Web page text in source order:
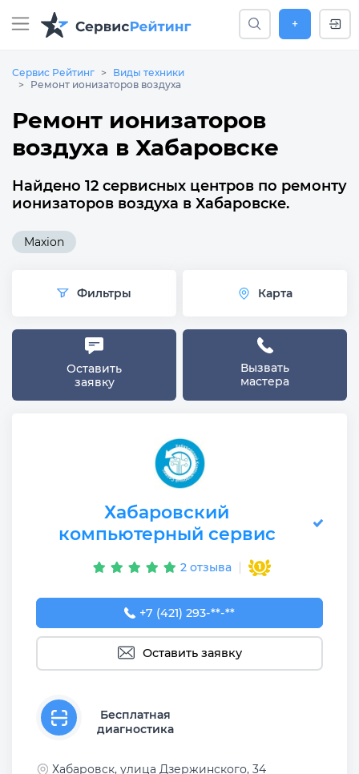
+
Сервис Рейтинг
Виды техники
Ремонт ионизаторов воздуха
Ремонт ионизаторов
воздуха в Хабаровске
Найдено 12 сервисных центров по ремонту
ионизаторов воздуха в Хабаровске.
Maxion
Фильтры Карта
Оставить
заявку
Вызвать
мастера
Хабаровский
компьютерный сервис
2 отзыва
+7 (421) 293-73-64
+7 (421) 293-**-**
Оставить заявку
Бесплатная
диагностика
Хабаровск, улица Дзержинского, 34